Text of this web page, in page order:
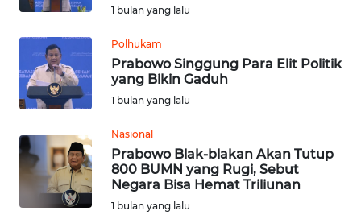
1 bulan yang lalu
Polhukam
Prabowo Singgung Para Elit Politik
yang Bikin Gaduh
1 bulan yang lalu
Nasional
Prabowo Blak-blakan Akan Tutup
800 BUMN yang Rugi, Sebut
Negara Bisa Hemat Triliunan
1 bulan yang lalu
WN
WN
SULSEL
WN
GORONTALO
WN
SULUT